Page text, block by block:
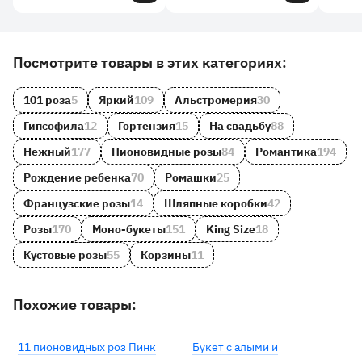
Другие товары и категории на сайте
Посмотрите товары в этих категориях:
101 роза5 Яркий109 Альстромерия30
Гипсофила12 Гортензия15 На свадьбу88
Нежный177 Пионовидные розы84 Романтика194
Рождение ребенка70 Ромашки25
Французские розы14 Шляпные коробки42
Розы170 Моно-букеты151 King Size18
Кустовые розы55 Корзины11
Похожие товары:
11 пионовидных роз Пинк
Букет с алыми и